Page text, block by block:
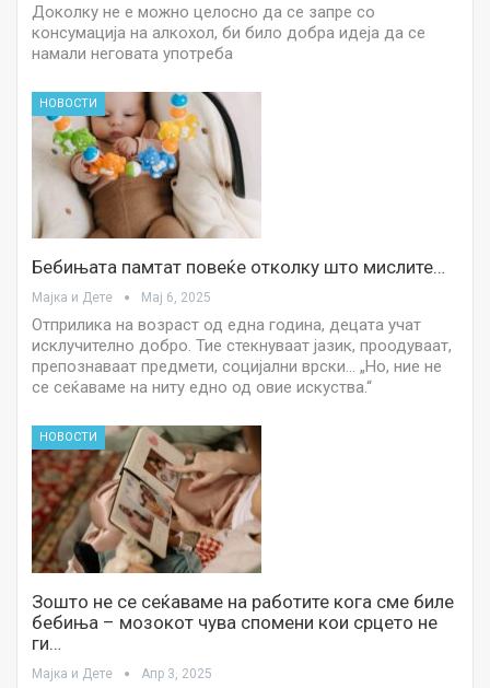
Доколку не е можно целосно да се запре со
консумација на алкохол, би било добра идеја да се
намали неговата употреба
НОВОСТИ
Бебињата памтат повеќе отколку што мислите…
Мајка и Дете Мај 6, 2025
Отприлика на возраст од една година, децата учат
исклучително добро. Тие стекнуваат јазик, проодуваат,
препознаваат предмети, социјални врски… „Но, ние не
се сеќаваме на ниту едно од овие искуства.“
НОВОСТИ
Зошто не се сеќаваме на работите кога сме биле
бебиња – мозокот чува спомени кои срцето не
ги…
Мајка и Дете Апр 3, 2025